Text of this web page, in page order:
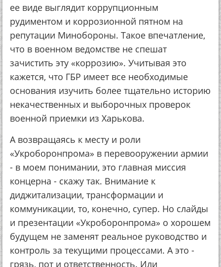
ее виде выглядит коррупционным
рудиментом и коррозионной пятном на
репутации Минобороны. Такое впечатление,
что в военном ведомстве не спешат
зачистить эту «коррозию». Учитывая это
кажется, что ГБР имеет все необходимые
основания изучить более тщательно историю
некачественных и выборочных проверок
военной приемки из Харькова.
А возвращаясь к месту и роли
«Укроборонпрома» в перевооружении армии
- в моем понимании, это главная миссия
концерна - скажу так. Внимание к
диджитализации, трансформации и
коммуникации, то, конечно, супер. Но слайды
и презентации «Укроборонпрома» о хорошем
будущем не заменят реальное руководство и
контроль за текущими процессами. А это -
грязь, пот и ответственность. Или